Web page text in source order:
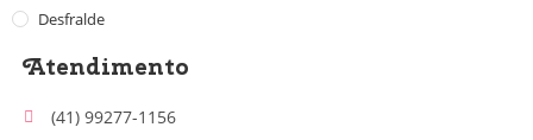
Desfralde
Atendimento
(41) 99277-1156